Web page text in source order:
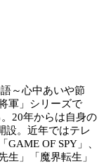
～心中あいや節
軍」シリーズで
20年からは自身の
設。近年ではテレ
OF SPY」、
生」「魔界転生」